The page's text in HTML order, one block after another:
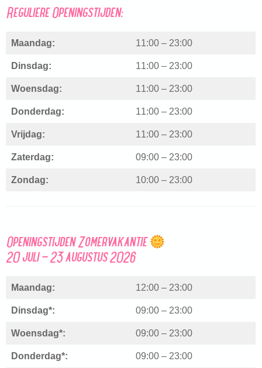
Reguliere Openingstijden:
Maandag: 11:00 – 23:00
Dinsdag: 11:00 – 23:00
Woensdag: 11:00 – 23:00
Donderdag: 11:00 – 23:00
Vrijdag: 11:00 – 23:00
Zaterdag: 09:00 – 23:00
Zondag: 10:00 – 23:00
Openingstijden Zomervakantie
20 juli – 23 augustus 2026
Maandag: 12:00 – 23:00
Dinsdag*: 09:00 – 23:00
Woensdag*: 09:00 – 23:00
Donderdag*: 09:00 – 23:00